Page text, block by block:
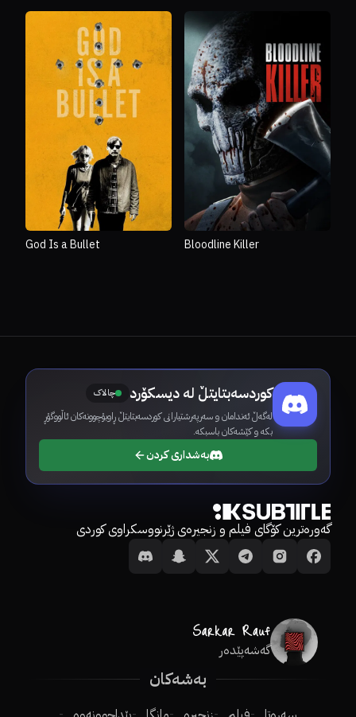
God Is a Bullet Bloodline Killer
کوردسەبتایتڵ لە دیسکۆرد چالاک
لەگەڵ ئەندامان و سەرپەرشتیارانی کوردسەبتایتڵ ڕاوبۆچوونەکان ئاڵووگۆڕ
بکە و کێشەکان باسبکە.
بەشداری کردن
گەورەترین کۆگای فیلم و زنجیرەی ژێرنووسکراوی کوردی
گەشەپێدەر
بەشەکان